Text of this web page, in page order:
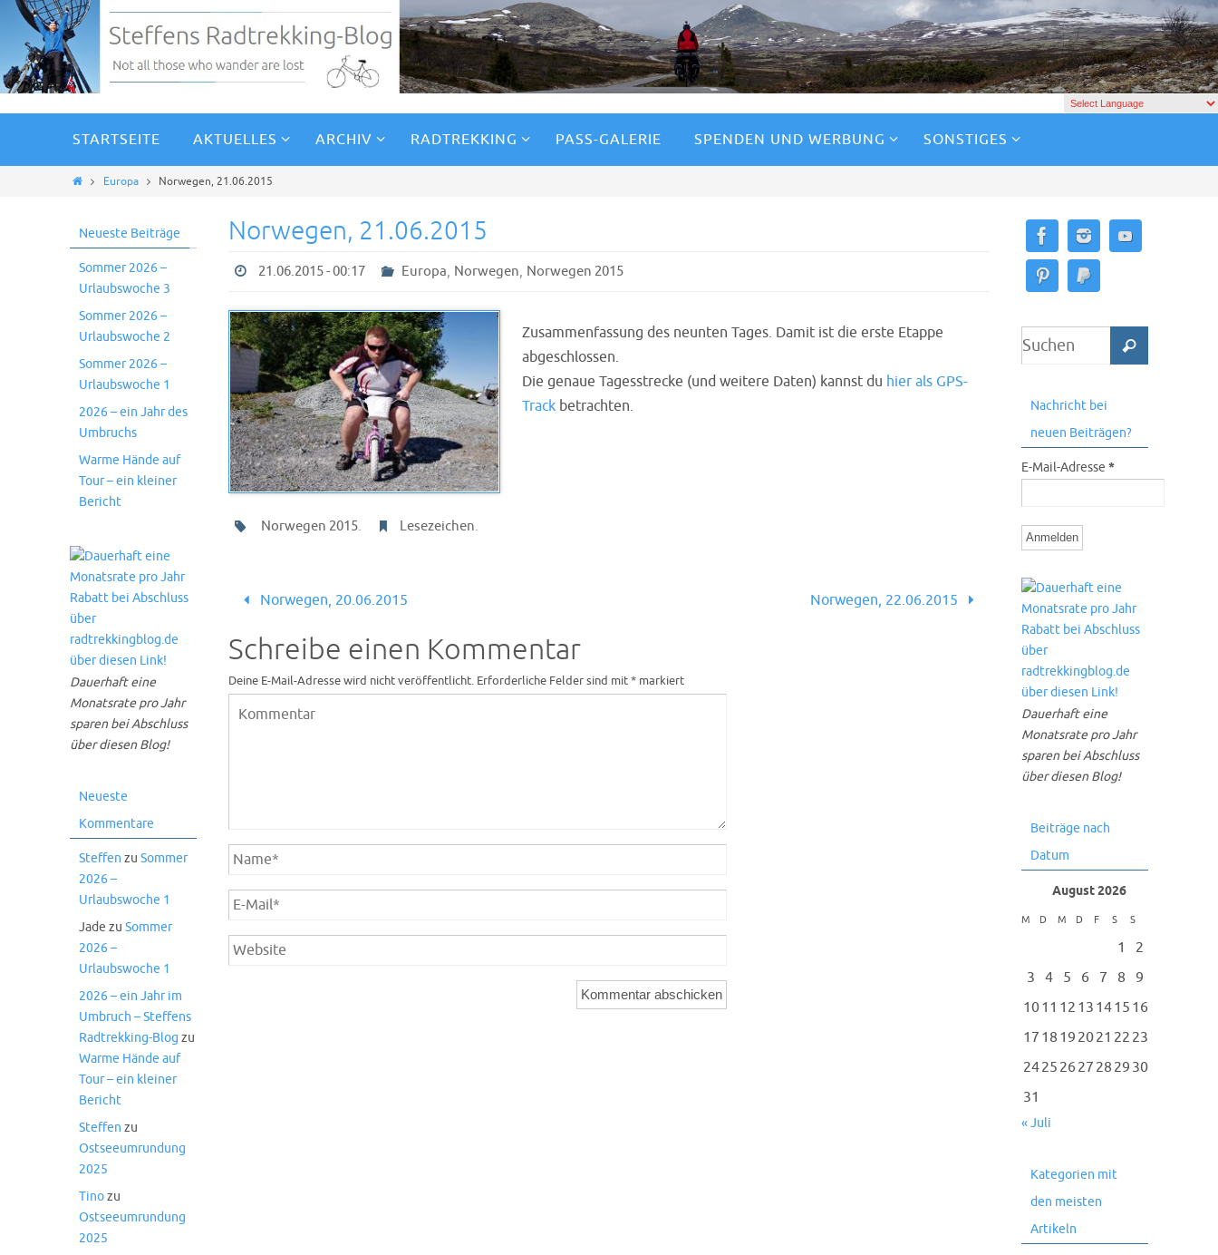
STARTSEITE AKTUELLES ARCHIV RADTREKKING PASS-GALERIE SPENDEN UND WERBUNG SONSTIGES
Europa Norwegen, 21.06.2015
Norwegen, 21.06.2015
21.06.2015 - 00:17 Europa, Norwegen, Norwegen 2015
Zusammenfassung des neunten Tages. Damit ist die erste Etappe
abgeschlossen.
Die genaue Tagesstrecke (und weitere Daten) kannst du hier als GPS-
Track betrachten.
Norwegen 2015. Lesezeichen.
Norwegen, 20.06.2015 Norwegen, 22.06.2015
Schreibe einen Kommentar
Deine E-Mail-Adresse wird nicht veröffentlicht. Erforderliche Felder sind mit* markiert
Neueste Beiträge
Sommer 2026 –
Urlaubswoche 3
Sommer 2026 –
Urlaubswoche 2
Sommer 2026 –
Urlaubswoche 1
2026 – ein Jahr des
Umbruchs
Warme Hände auf
Tour – ein kleiner
Bericht
Dauerhaft eine
Monatsrate pro Jahr
sparen bei Abschluss
über diesen Blog!
Neueste
Kommentare
Steffen zu Sommer
2026 –
Urlaubswoche 1
Jade zu Sommer
2026 –
Urlaubswoche 1
2026 – ein Jahr im
Umbruch – Steffens
Radtrekking-Blog zu
Warme Hände auf
Tour – ein kleiner
Bericht
Steffen zu
Ostseeumrundung
2025
Tinozu
Ostseeumrundung
2025
Nachricht bei
neuen Beiträgen?
E-Mail-Adresse *
Dauerhaft eine
Monatsrate pro Jahr
sparen bei Abschluss
über diesen Blog!
Beiträge nach
Datum
August 2026
M D M D F S S
1
2
3 4 5 6 7 8 9
1011 12 13 1415 16
17 18 19 2021 22 23
2425 2627 28 29 30
31
« Juli
Kategorien mit
den meisten
Artikeln